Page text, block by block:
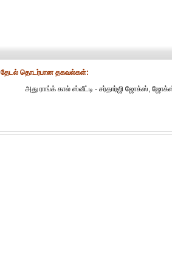
தேட‌ல் தொட‌ர்பான தகவ‌ல்க‌ள்:
அது ராங்க் கால் ஸ்வீட்டி - சர்தார்ஜி ஜோக்ஸ், ஜோக்ஸ்,